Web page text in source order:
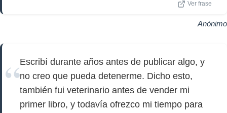
Ver frase
Anónimo
Escribí durante años antes de publicar algo, y
no creo que pueda detenerme. Dicho esto,
también fui veterinario antes de vender mi
primer libro, y todavía ofrezco mi tiempo para